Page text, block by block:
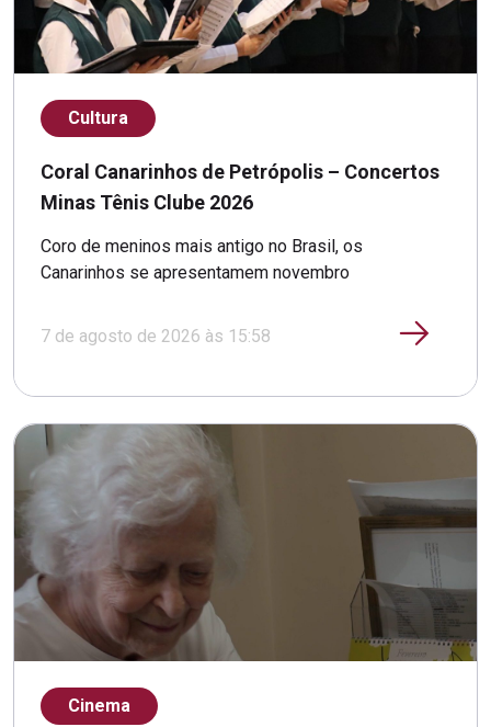
Cultura
Coral Canarinhos de Petrópolis – Concertos
Minas Tênis Clube 2026
Coro de meninos mais antigo no Brasil, os
Canarinhos se apresentamem novembro
7 de agosto de 2026 às 15:58
Cinema